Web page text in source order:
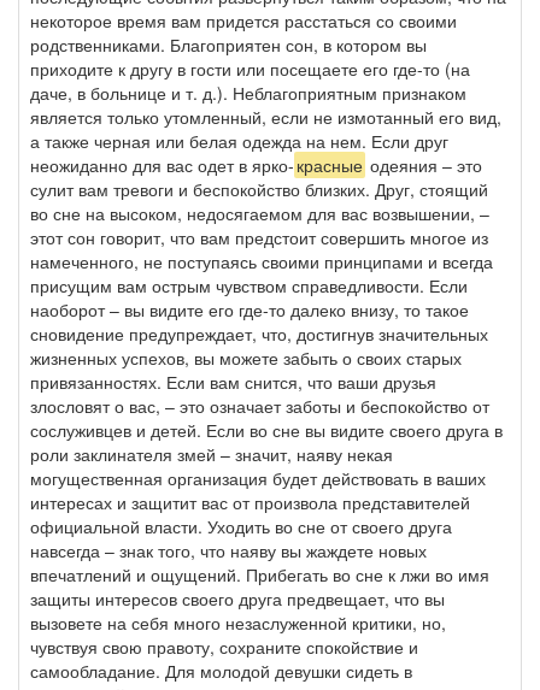
некоторое время вам придется расстаться со своими
родственниками. Благоприятен сон, в котором вы
приходите к другу в гости или посещаете его где-то (на
даче, в больнице и т. д.). Неблагоприятным признаком
является только утомленный, если не измотанный его вид,
а также черная или белая одежда на нем. Если друг
неожиданно для вас одет в ярко- красные одеяния – это
сулит вам тревоги и беспокойство близких. Друг, стоящий
во сне на высоком, недосягаемом для вас возвышении, –
этот сон говорит, что вам предстоит совершить многое из
намеченного, не поступаясь своими принципами и всегда
присущим вам острым чувством справедливости. Если
наоборот – вы видите его где-то далеко внизу, то такое
сновидение предупреждает, что, достигнув значительных
жизненных успехов, вы можете забыть о своих старых
привязанностях. Если вам снится, что ваши друзья
злословят о вас, – это означает заботы и беспокойство от
сослуживцев и детей. Если во сне вы видите своего друга в
роли заклинателя змей – значит, наяву некая
могущественная организация будет действовать в ваших
интересах и защитит вас от произвола представителей
официальной власти. Уходить во сне от своего друга
навсегда – знак того, что наяву вы жаждете новых
впечатлений и ощущений. Прибегать во сне к лжи во имя
защиты интересов своего друга предвещает, что вы
вызовете на себя много незаслуженной критики, но,
чувствуя свою правоту, сохраните спокойствие и
самообладание. Для молодой девушки сидеть в